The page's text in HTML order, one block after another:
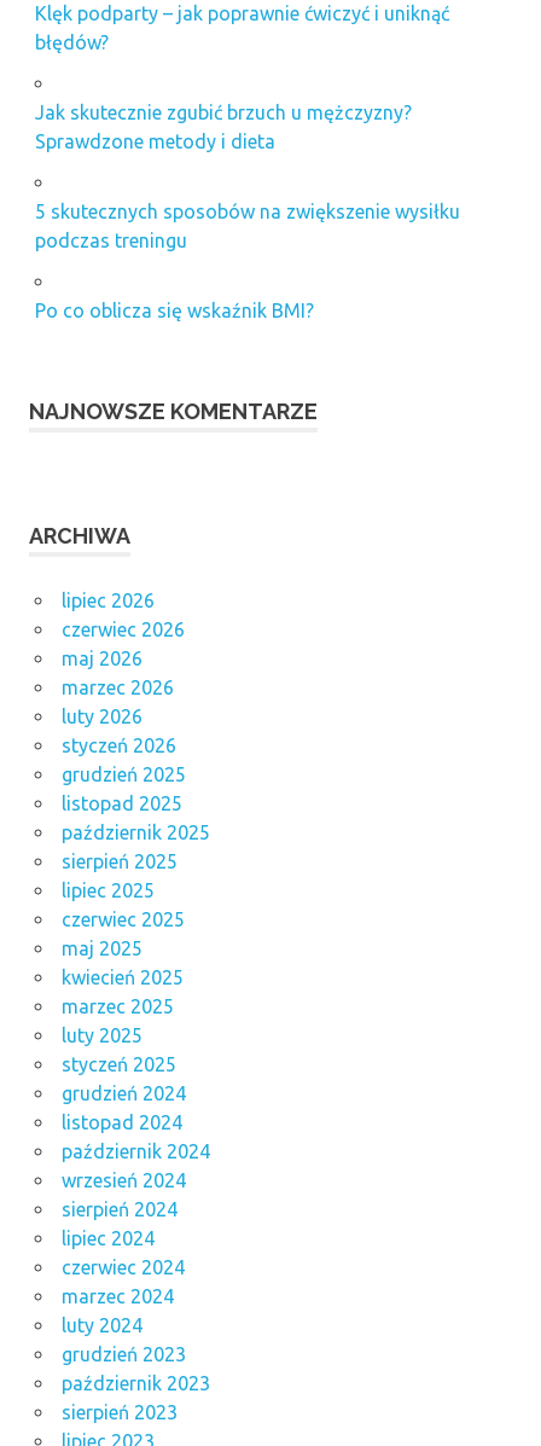
Klęk podparty – jak poprawnie ćwiczyć i uniknąć
błędów?
Jak skutecznie zgubić brzuch u mężczyzny?
Sprawdzone metody i dieta
5 skutecznych sposobów na zwiększenie wysiłku
podczas treningu
Po co oblicza się wskaźnik BMI?
NAJNOWSZE KOMENTARZE
ARCHIWA
lipiec 2026
czerwiec 2026
maj 2026
marzec 2026
luty 2026
styczeń 2026
grudzień 2025
listopad 2025
październik 2025
sierpień 2025
lipiec 2025
czerwiec 2025
maj 2025
kwiecień 2025
marzec 2025
luty 2025
styczeń 2025
grudzień 2024
listopad 2024
październik 2024
wrzesień 2024
sierpień 2024
lipiec 2024
czerwiec 2024
marzec 2024
luty 2024
grudzień 2023
październik 2023
sierpień 2023
lipiec 2023